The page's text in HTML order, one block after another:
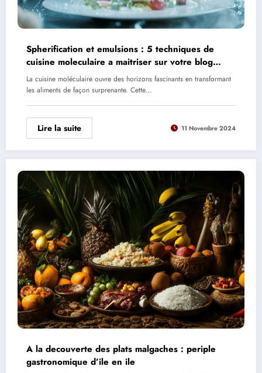
Spherification et emulsions : 5 techniques de
cuisine moleculaire a maitriser sur votre blog
culinaire
La cuisine moléculaire ouvre des horizons fascinants en transformant
les aliments de façon surprenante. Cette…
Lire la suite 11 Novembre 2024
A la decouverte des plats malgaches : periple
gastronomique d’ile en ile